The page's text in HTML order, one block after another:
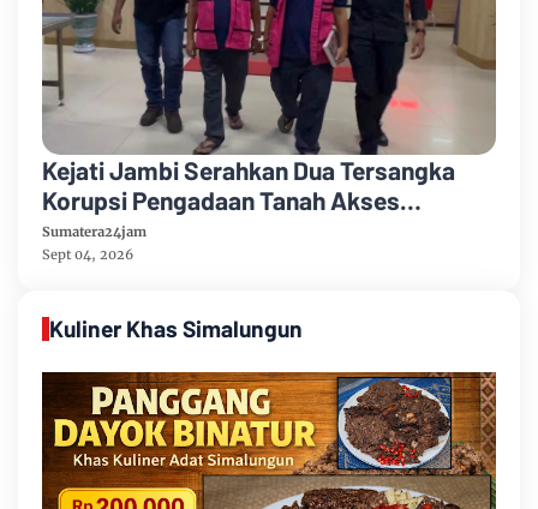
Kejati Jambi Serahkan Dua Tersangka
Korupsi Pengadaan Tanah Akses
Pelabuhan Ujung Jabung Ke Penuntut
Umum
Sumatera24jam
Sept 04, 2026
Kuliner Khas Simalungun